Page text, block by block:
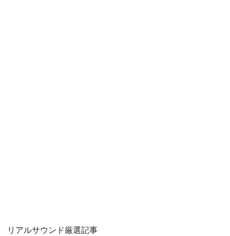
リアルサウンド厳選記事